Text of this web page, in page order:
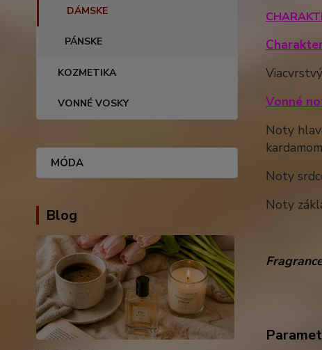
DÁMSKE
PÁNSKE
KOZMETIKA
VONNÉ VOSKY
MÓDA
Blog
Vonné
Noty
kardamom
Noty
Noty